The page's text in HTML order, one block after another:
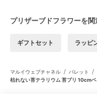
プリザーブドフラワーを
ギフトセット ラッピ
マルイウェブチャネル / パレット /
枯れない苔テラリウム 苔プリ 10cm